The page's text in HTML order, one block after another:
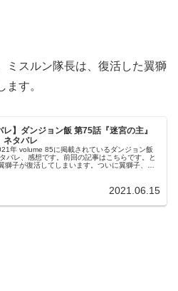
ミスルン隊長は、復活した翼獅
す。
レ】ダンジョン飯 第75話『迷宮の主』
ネタバレ
年 volume 85に掲載されているダンジョン飯
バレ、感想です。前回の記事はこちらです。と
獅子が復活してしまいます。ついに翼獅子、復
2021.06.15